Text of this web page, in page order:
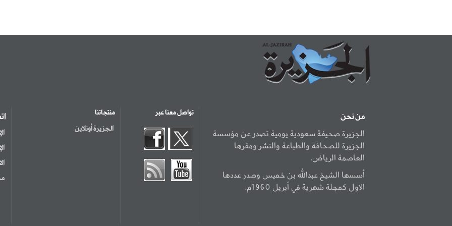
من نحن
الجزيرة صحيفة سعودية يومية تصدر عن مؤسسة
الجزيرة للصحافة والطباعة والنشر ومقرها
العاصمة الرياض.
أسسها الشيخ عبدالله بن خميس وصدر عددها
الاول كمجلة شهرية في أبريل 1960م.
تواصل معنا عبر منتجاتنا
الجزيرة أونلاين